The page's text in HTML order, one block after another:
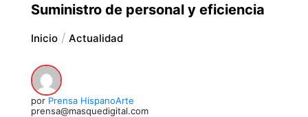
Suministro de personal y eficiencia
Inicio Actualidad
por Prensa HispanoArte
prensa@masquedigital.com